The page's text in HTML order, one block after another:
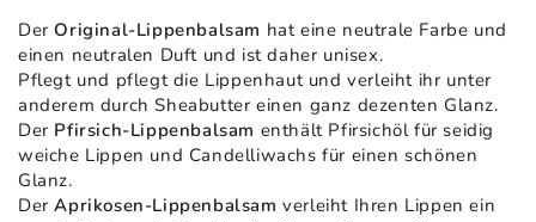
DerOriginal-Lippenbalsam hat eine neutrale Farbe und
einen neutralen Duft und ist daher unisex.
Pflegt und pflegt die Lippenhaut und verleiht ihr unter
anderem durch Sheabutter einen ganz dezenten Glanz.
Der Pfirsich-Lippenbalsam enthält Pfirsichöl für seidig
weiche Lippen und Candelliwachs für einen schönen
Glanz.
DerAprikosen-Lippenbalsam verleiht Ihren Lippen ein